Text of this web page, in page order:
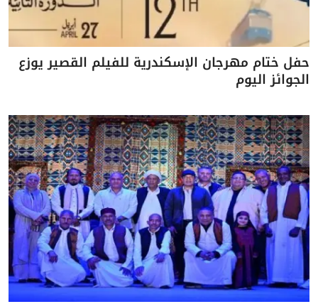
حفل ختام مهرجان الإسكندرية للفيلم القصير يوزع
الجوائز اليوم